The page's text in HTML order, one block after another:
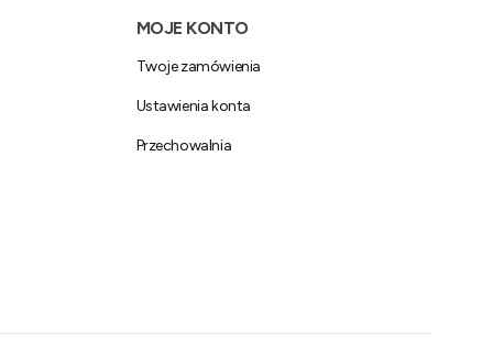
MOJE KONTO
Twoje zamówienia
Ustawienia konta
Przechowalnia